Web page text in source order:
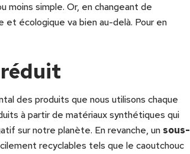
moins simple. Or, en changeant de
et écologique va bien au-delà. Pour en
des produits que nous utilisons chaque
à partir de matériaux synthétiques qui
sur notre planète. En revanche, un sous-
recyclables tels que le caoutchouc